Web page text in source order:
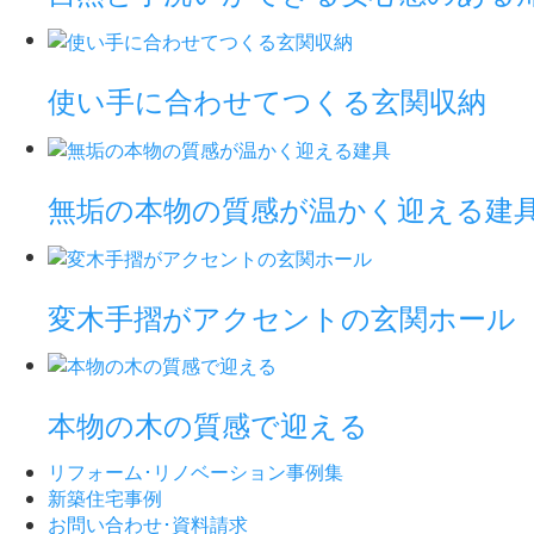
使い手に合わせてつくる玄関収納
無垢の本物の質感が温かく迎える建
変木手摺がアクセントの玄関ホール
本物の木の質感で迎える
リフォーム･ リノベーション事例集
新築住宅事例
お問い合わせ･資料請求